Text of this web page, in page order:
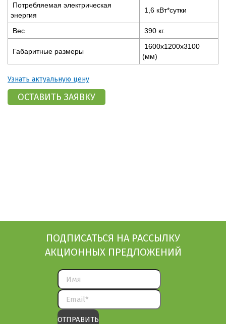
Потребляемая электрическая
энергия
1,6 кВт*сутки
Вес 390 кг.
Габаритные размеры
1600x1200x3100
(мм)
Узнать актуальную цену
ПОДПИСАТЬСЯ НА РАССЫЛКУ
АКЦИОННЫХ ПРЕДЛОЖЕНИЙ